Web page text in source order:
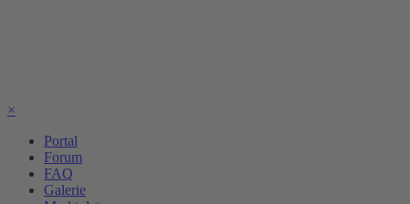
×
Portal
Forum
FAQ
Galerie